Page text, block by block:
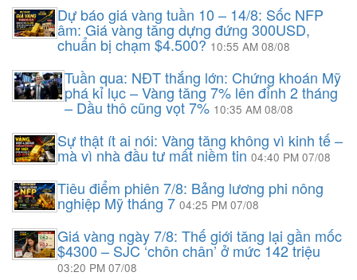
Dự báo giá vàng tuần 10 – 14/8: Sốc NFP
âm: Giá vàng tăng dựng đứng 300USD,
chuẩn bị chạm $4.500?10:55 AM 08/08
Tuần qua: NĐT thắng lớn: Chứng khoán Mỹ
phá kỉ lục – Vàng tăng 7% lên đỉnh 2 tháng
– Dầu thô cũng vọt 7% 10:35 AM 08/08
Sự thật ít ai nói: Vàng tăng không vì kinh tế –
mà vì nhà đầu tư mất niềm tin 04:40 PM 07/08
Tiêu điểm phiên 7/8: Bảng lương phi nông
nghiệp Mỹ tháng 7 04:25 PM 07/08
Giá vàng ngày 7/8: Thế giới tăng lại gần mốc
$4300 – SJC ‘chôn chân’ ở mức 142 triệu
03:20 PM 07/08